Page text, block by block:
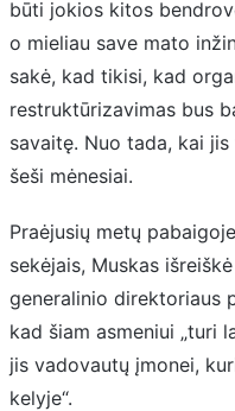
būti jokios kitos
o mieliau save mato
sakė, kad tikisi, kad
restruktūrizavimas bus
savaitę. Nuo tada, kai
šeši mėnesiai.
Praėjusių metų
sekėjais, Muskas
generalinio direktoriaus
kad šiam asmeniui „turi
jis vadovautų įmonei,
kelyje“.